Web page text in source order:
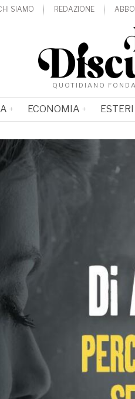
SIAMO REDAZIONE
QUOTIDIANO
ECONOMIA ESTERI